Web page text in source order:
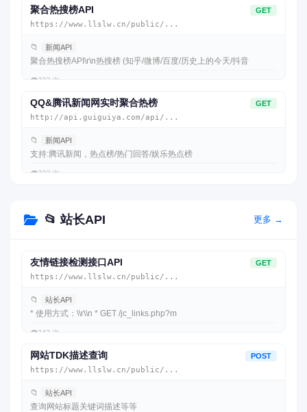
聚合热搜榜API GET
https://www.llslw.cn/public/...
📁 新闻API
聚合热搜榜API\r\n热搜榜 (知乎/微博/百度/历史上的今天/抖音
👁️232 次
QQ&腾讯新闻网实时聚合热榜 GET
http://api.guiguiya.com/api/...
📁 新闻API
支持:腾讯新闻，热点榜/热门回答/娱乐热点榜
👁️222 次
📂 站长API 更多 →
友情链接检测接口API GET
https://www.llslw.cn/public/...
📁 站长API
* 使用方式：\\r\\n * GET /jc_links.php?m
👁️242 次
网站TDK描述查询 POST
https://www.llslw.cn/public/...
📁 站长API
查询网站标题关键词描述等等